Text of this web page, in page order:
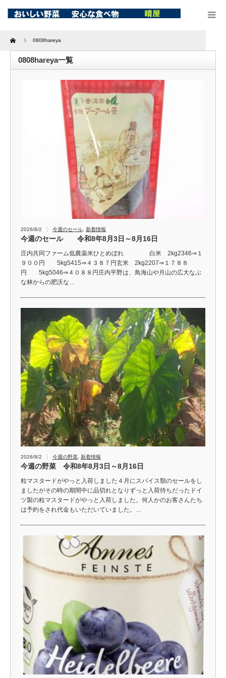
Home 0808hareya
0808hareya一覧
2026/8/2 今週のセール 新着情報
今週のセール 令和8年8月3日～8月16日
庄内共同ファーム低農薬米ひとめぼれ 白米 2kg2346⇒１
９００円 5kg5415⇒４３８７円玄米 2kg2207⇒１７８８
円 5kg5046⇒４０８８円庄内平野は、鳥海山や月山の広大なぶ
な林からの肥沃な…
2026/8/2 今週の野菜 新着情報
今週の野菜 令和8年8月3日～8月16日
粒マスタードがやっと入荷しました４月にスパイス類のセールをし
ましたがその時の期間中に品切れとなりずっと入荷待ちだったドイ
ツ製の粒マスタードがやっと入荷しました。何人かのお客さんたち
は予約をされ代金もいただいていました。…